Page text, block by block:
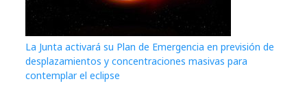
La Junta activará su Plan de Emergencia en previsión de
desplazamientos y concentraciones masivas para
contemplar el eclipse